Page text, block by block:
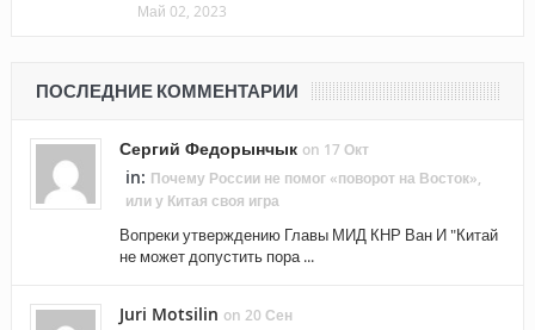
Май 02, 2023
ПОСЛЕДНИЕ КОММЕНТАРИИ
Сергий Федорынчык on 17 Окт
in: Почему России не помог «поворот на Восток»,
или у Китая своя игра
Вопреки утверждению Главы МИД КНР Ван И "Китай
не может допустить пора ...
Juri Motsilin on 20 Сен